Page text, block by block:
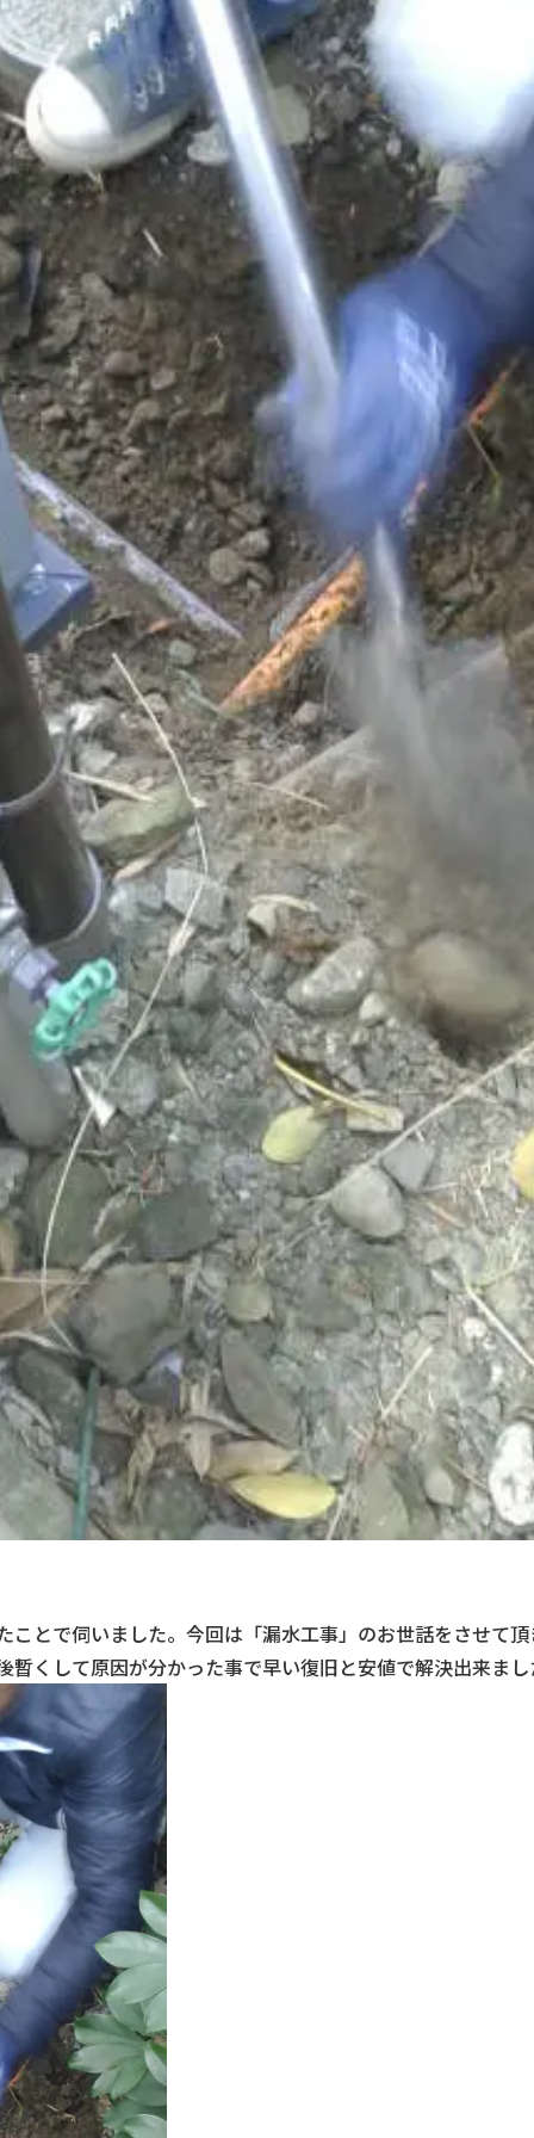
ことで伺いました。今回は「漏水工事」のお世話をさせて
暫くして原因が分かった事で早い復旧と安値で解決出来ま